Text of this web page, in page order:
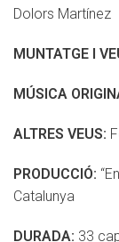
Dolors Martínez
MUNTATGE I
MÚSICA
ALTRES VEUS:
PRODUCCIÓ:
Catalunya
DURADA: 33